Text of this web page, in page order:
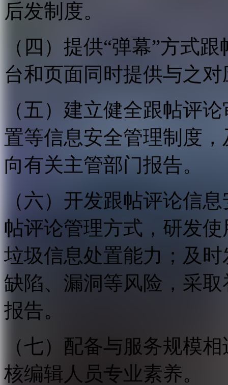
后发制度。
（四）提供“弹幕”方式
台和页面同时提供与之
（五）建立健全跟帖评
置等信息安全管理制度
向有关主管部门报告。
（六）开发跟帖评论信
帖评论管理方式，研发
垃圾信息处置能力；及
缺陷、漏洞等风险，采
报告。
（七）配备与服务规模
核编辑人员专业素养。